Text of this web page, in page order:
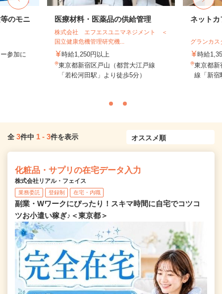
のモニ
参加に
医療材料・医薬品の供給管理
株式会社 エフエスユニマネジメント ＜
国立健康危機管理研究機...
時給1,250円以上
東京都新宿区戸山（都営大江戸線
「若松河田駅」より徒歩5分）
ネットカ
グランカ
時給
東京都新
線「新宿
全 3件中 1 - 3件を表示
化粧品・サプリの在宅データ入力
株式会社リアル・フェイス
業務委託 登録制 在宅・内職
副業・Wワークにぴったり！スキマ時間に自宅でコツコ
ツお小遣い稼ぎ♪＜東京都＞